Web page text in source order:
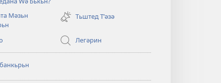
window)
Мәзьн
Тьштед Тʹәзә
Легәрин